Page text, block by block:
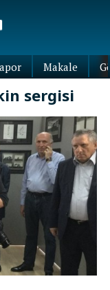
Makale
sergisi